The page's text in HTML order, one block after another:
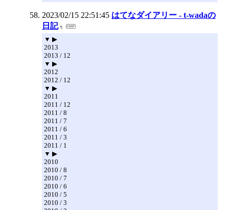
2023/02/15 22:51:45 はてなダイアリー - t-wadaの
日記
▼ ▶
2013
2013 / 12
▼ ▶
2012
2012 / 12
▼ ▶
2011
2011 / 12
2011 / 8
2011 / 7
2011 / 6
2011 / 3
2011 / 1
▼ ▶
2010
2010 / 8
2010 / 7
2010 / 6
2010 / 5
2010 / 3